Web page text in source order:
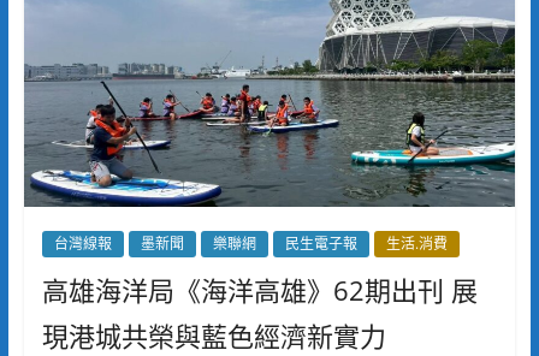
台灣線報 墨新聞 樂聯網 民生電子報 生活.消費
高雄海洋局《海洋高雄》62期出刊 展
現港城共榮與藍色經濟新實力